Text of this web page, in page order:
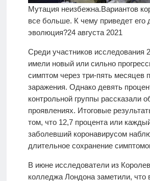
Мутация неизбежна.Вариантов
все больше. К чему приведет его
эволюция?24 августа 2021
Среди участников исследования
имели новый или сильно
симптом через три-пять месяцев
заражения. Однако девять
контрольной группы рассказали
проявлениях. Итоговые
том, что 12,7 процента или
заболевший коронавирусом
длительное сохранение
В июне исследователи из
колледжа Лондона заметили, что